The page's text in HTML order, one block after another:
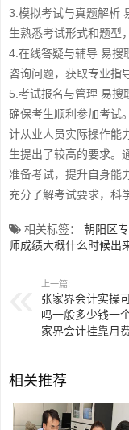
3.模拟考试与真题解析
生熟悉考试形式和题型
4.在线答疑与辅导 易搜
咨询问题，获取专业指
5.考试报名与管理 易搜
确保考生顺利参加考试。
计从业人员实际操作能
生提出了较高的要求。
准备考试，提升自身能
充分了解考试要求，科
相关标签： 朝阳区
师成绩大概什么时候出
上一篇:
张家界会计实操
吗一般多少钱一
家界会计挂靠月
相关推荐